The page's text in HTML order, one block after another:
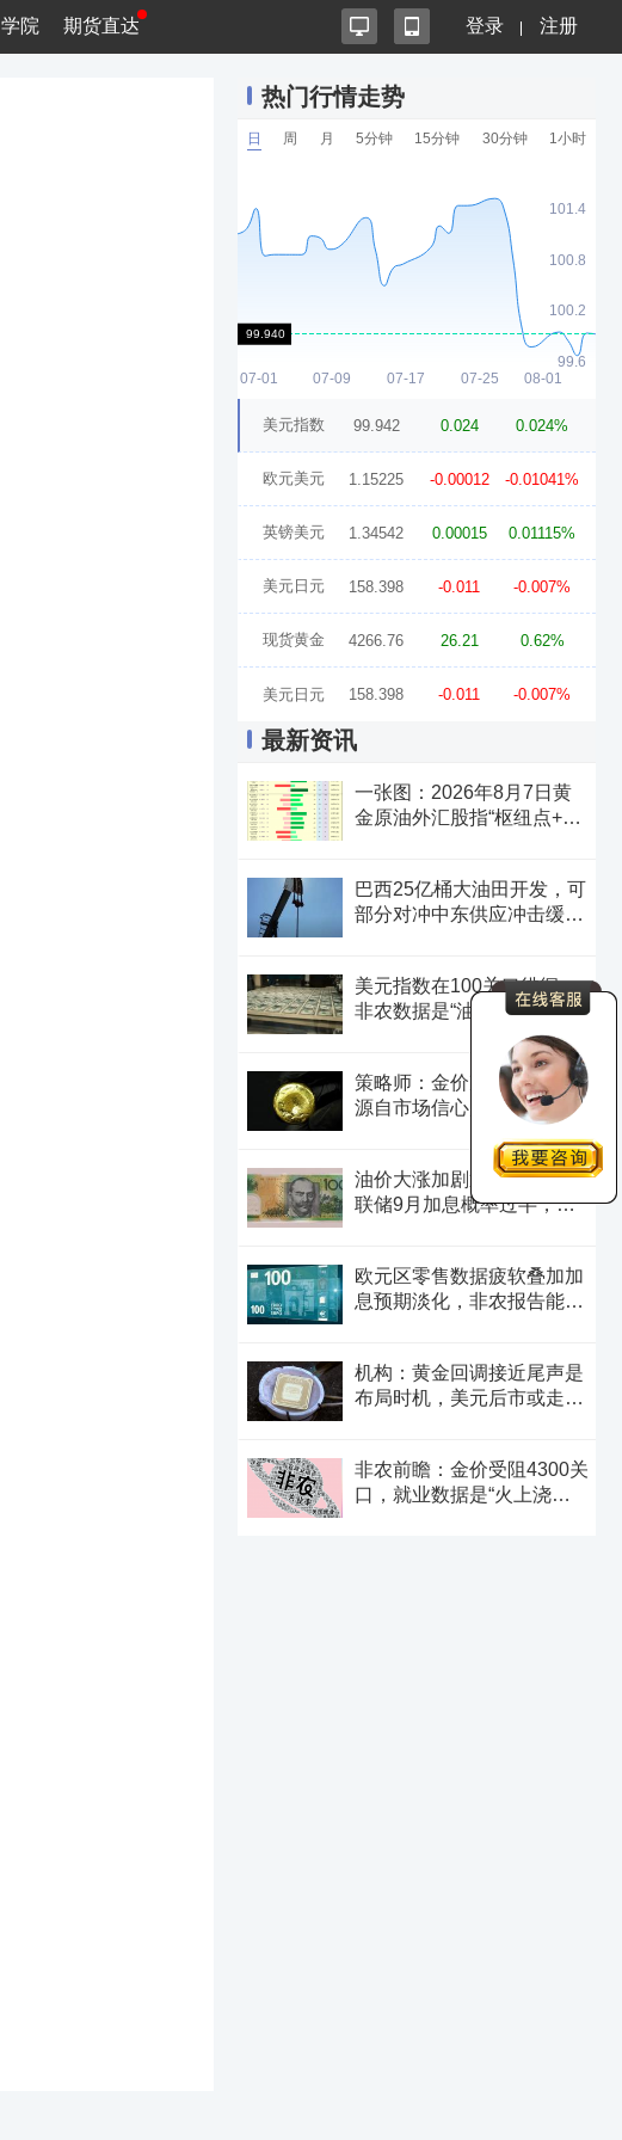
学院 期货直达 登录 注册
热门行情走势
日 周 月 5分钟 15分钟 30分钟 1小时
美元指数 99.942 0.024 0.024%
欧元美元 1.15225 -0.00012 -0.01041%
英镑美元 1.34542 0.00015 0.01115%
美元日元 158.398 -0.011 -0.007%
现货黄金 4266.76 26.21 0.62%
美元日元 158.398 -0.011 -0.007%
最新资讯
一张图：2026年8月7日黄
金原油外汇股指“枢纽点+多
巴西25亿桶大油田开发，可
部分对冲中东供应冲击缓解
美元指数在100关口徘徊，
非农数据是“油门”还是“刹
策略师：金价冲破4200美元
源自市场信心崩塌，白银可
油价大涨加剧通胀担忧，美
联储9月加息概率过半，澳
欧元区零售数据疲软叠加加
息预期淡化，非农报告能给
机构：黄金回调接近尾声是
布局时机，美元后市或走弱
非农前瞻：金价受阻4300关
口，就业数据是“火上浇